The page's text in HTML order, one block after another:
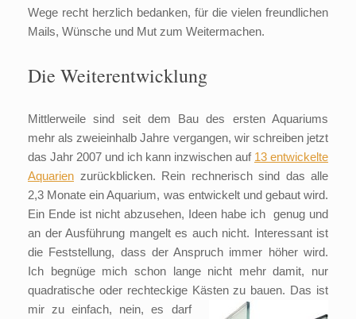
Wege recht herzlich bedanken, für die vielen freundlichen
Mails, Wünsche und Mut zum Weitermachen.
Die Weiterentwicklung
Mittlerweile sind seit dem Bau des ersten Aquariums
mehr als zweieinhalb Jahre vergangen, wir schreiben jetzt
das Jahr 2007 und ich kann inzwischen auf 13 entwickelte
Aquarien zurückblicken. Rein rechnerisch sind das alle
2,3 Monate ein Aquarium, was entwickelt und gebaut wird.
Ein Ende ist nicht abzusehen, Ideen habe ich genug und
an der Ausführung mangelt es auch nicht. Interessant ist
die Feststellung, dass der Anspruch immer höher wird.
Ich begnüge mich schon lange nicht mehr damit, nur
quadratische oder rechteckige Kästen zu bauen. Das ist
mir zu einfach, nein, es darf